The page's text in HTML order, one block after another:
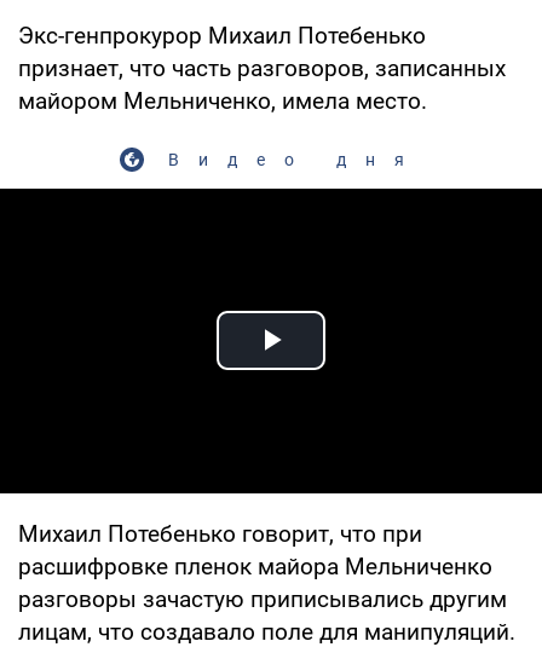
Экс-генпрокурор Михаил Потебенько
признает, что часть разговоров, записанных
майором Мельниченко, имела место.
Видео дня
Play Video
Михаил Потебенько говорит, что при
расшифровке пленок майора Мельниченко
разговоры зачастую приписывались другим
лицам, что создавало поле для манипуляций.